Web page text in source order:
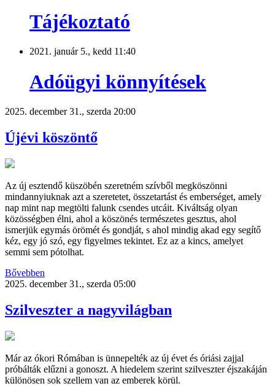
Tájékoztató
2021. január 5., kedd 11:40
Adóügyi könnyítések
2025. december 31., szerda 20:00
Újévi köszöntő
Az új esztendő küszöbén szeretném szívből megköszönni
mindannyiuknak azt a szeretetet, összetartást és emberséget, amely
nap mint nap megtölti falunk csendes utcáit. Kiváltság olyan
közösségben élni, ahol a köszönés természetes gesztus, ahol
ismerjük egymás örömét és gondját, s ahol mindig akad egy segítő
kéz, egy jó szó, egy figyelmes tekintet. Ez az a kincs, amelyet
semmi sem pótolhat.
Bővebben
2025. december 31., szerda 05:00
Szilveszter a nagyvilágban
Már az ókori Rómában is ünnepelték az új évet és óriási zajjal
próbálták elűzni a gonoszt. A hiedelem szerint szilveszter éjszakáján
különösen sok szellem van az emberek körül.